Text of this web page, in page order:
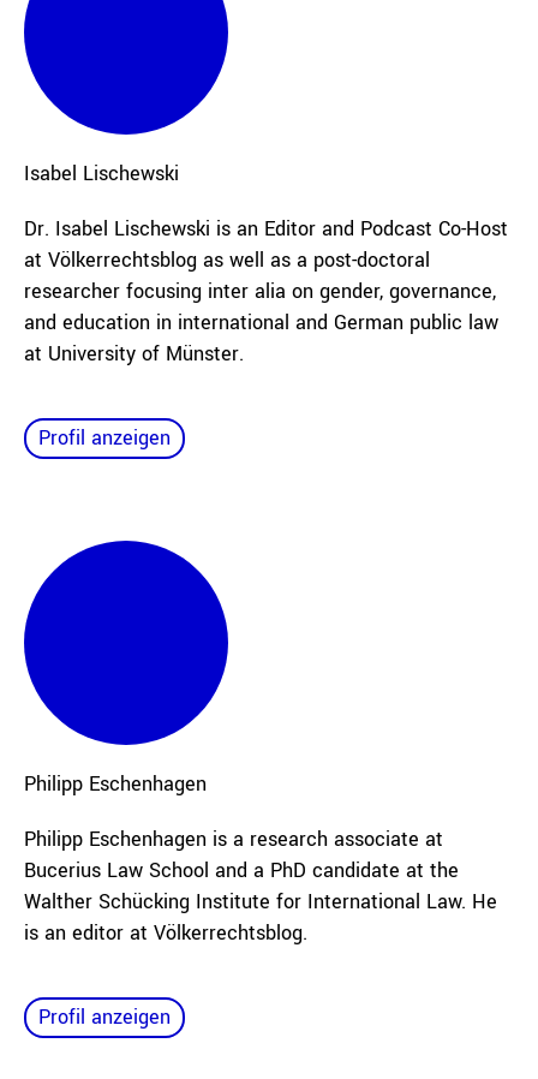
Isabel Lischewski
Dr. Isabel Lischewski is an Editor and Podcast Co-Host
at Völkerrechtsblog as well as a post-doctoral
researcher focusing inter alia on gender, governance,
and education in international and German public law
at University of Münster.
Profil anzeigen
Philipp Eschenhagen
Philipp Eschenhagen is a research associate at
Bucerius Law School and a PhD candidate at the
Walther Schücking Institute for International Law. He
is an editor at Völkerrechtsblog.
Profil anzeigen